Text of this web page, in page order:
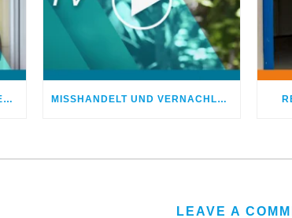
NACH JAHREN KONNTE ICH VERGEBEN MISSHANDELT UND VERNACHLÄSSIGT – DOCH GOTT HEILTE MEINE WUNDEN
LEAVE A